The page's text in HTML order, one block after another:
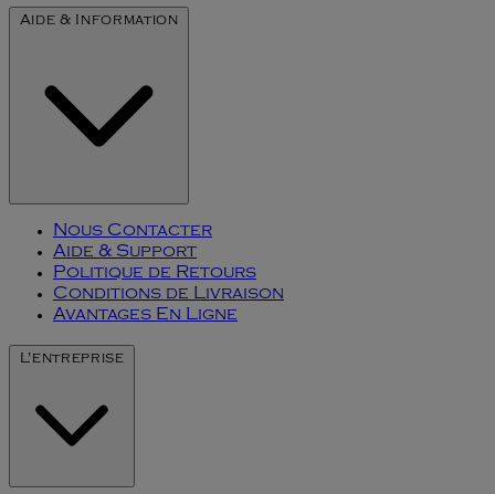
Aide & Information
Nous Contacter
Aide & Support
Politique de Retours
Conditions de Livraison
Avantages En Ligne
L'entreprise